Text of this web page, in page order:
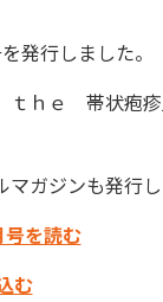
発行しました。
ｈｅ 帯状疱疹
ガジンも発行し
を読む
む